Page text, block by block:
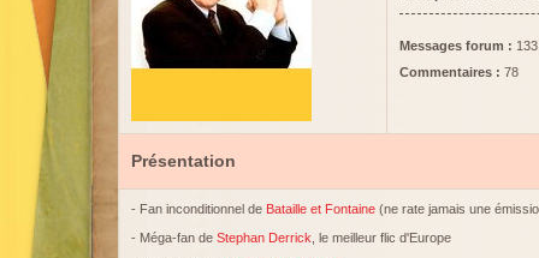
Messages forum : 133
Commentaires : 78
Présentation
- Fan inconditionnel de Bataille et Fontaine (ne rate jamais une
- Méga-fan de Stephan Derrick , le meilleur flic d'Europe